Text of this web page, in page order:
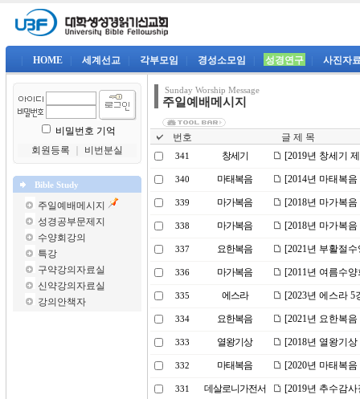
HOME 세계선교 각부모임 경성소모임 성경연구 사진자
비밀번호 기억
회원등록
비번분실
Bible Study
주일예배메시지
성경공부문제지
수양회강의
특강
구약강의자료실
신약강의자료실
강의안책자
Sunday Worship Message
주일예배메시지
번호 글 제 목
341 창세기 [2019년 창세기
340 마태복음 [2014년 마태복
339 마가복음 [2018년 마가복
338 마가복음 [2018년 마가복
337 요한복음 [2021년 부활절
336 마가복음 [2011년 여름수
335 에스라 [2023년 에스라
334 요한복음 [2021년 요한복
333 열왕기상 [2018년 열왕기
332 마태복음 [2020년 마태복
331 데살로니가전서 [2019년 추수감